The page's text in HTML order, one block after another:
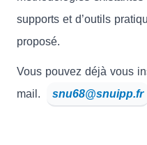
supports et d’outils
proposé.
Vous pouvez déjà vous
mail.
snu68@snuipp.fr